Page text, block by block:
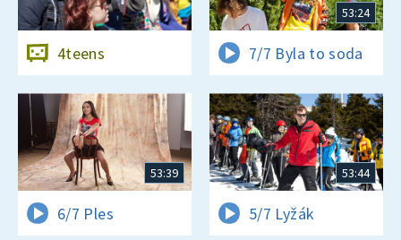
4teens
53:24
7/7 Byla to soda
53:39
6/7 Ples
53:44
5/7 Lyžák